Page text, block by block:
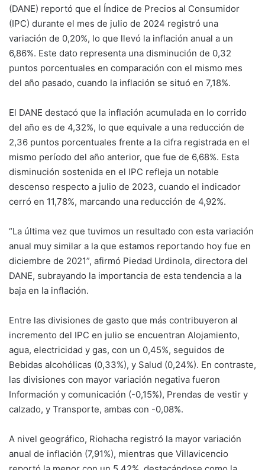
(DANE) reportó que el Índice de Precios al Consumidor
(IPC) durante el mes de julio de 2024 registró una
variación de 0,20%, lo que llevó la inflación anual a un
6,86%. Este dato representa una disminución de 0,32
puntos porcentuales en comparación con el mismo mes
del año pasado, cuando la inflación se situó en 7,18%.
El DANE destacó que la inflación acumulada en lo corrido
del año es de 4,32%, lo que equivale a una reducción de
2,36 puntos porcentuales frente a la cifra registrada en el
mismo período del año anterior, que fue de 6,68%. Esta
disminución sostenida en el IPC refleja un notable
descenso respecto a julio de 2023, cuando el indicador
cerró en 11,78%, marcando una reducción de 4,92%.
“La última vez que tuvimos un resultado con esta variación
anual muy similar a la que estamos reportando hoy fue en
diciembre de 2021”, afirmó Piedad Urdinola, directora del
DANE, subrayando la importancia de esta tendencia a la
baja en la inflación.
Entre las divisiones de gasto que más contribuyeron al
incremento del IPC en julio se encuentran Alojamiento,
agua, electricidad y gas, con un 0,45%, seguidos de
Bebidas alcohólicas (0,33%), y Salud (0,24%). En contraste,
las divisiones con mayor variación negativa fueron
Información y comunicación (-0,15%), Prendas de vestir y
calzado, y Transporte, ambas con -0,08%.
A nivel geográfico, Riohacha registró la mayor variación
anual de inflación (7,91%), mientras que Villavicencio